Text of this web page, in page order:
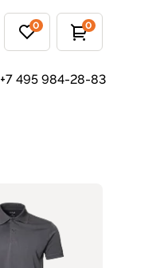
0 0
+7 495 984-28-83